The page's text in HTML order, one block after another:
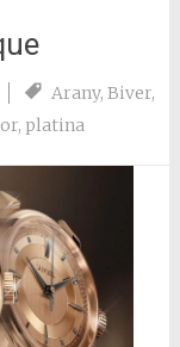
Arany,Biver,
, platina